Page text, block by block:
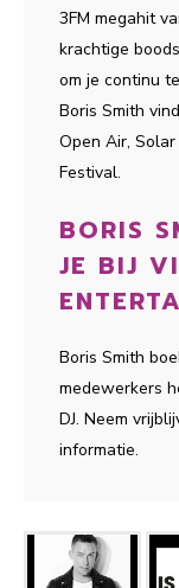
3FM megahit
krachtige
om je continu
Boris Smith
Open Air,
Festival.
BORIS
JE BIJ
Boris Smith
medewerkers
DJ. Neem
informatie.